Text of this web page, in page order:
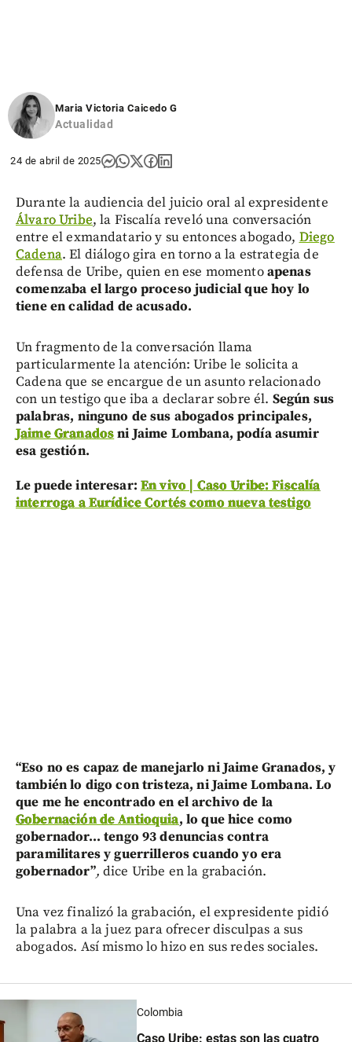
Maria Victoria Caicedo G
Actualidad
24 de abril de 2025
Durante la audiencia del juicio oral al expresidente
Álvaro Uribe, la Fiscalía reveló una conversación
entre el exmandatario y su entonces abogado, Diego
Cadena. El diálogo gira en torno a la estrategia de
defensa de Uribe, quien en ese momentoapenas
comenzaba el largo proceso judicial que hoy lo
tiene en calidad de acusado.
Un fragmento de la conversación llama
particularmente la atención: Uribe le solicita a
Cadena que se encargue de un asunto relacionado
con un testigo que iba a declarar sobre él. Según sus
palabras, ninguno de sus abogados principales,
Jaime Granadosni Jaime Lombana, podía asumir
esa gestión.
Le puede interesar: En vivo | Caso Uribe: Fiscalía
interroga a Eurídice Cortés como nueva testigo
“Eso no es capaz de manejarlo ni Jaime Granados, y
también lo digo con tristeza, ni Jaime Lombana. Lo
que me he encontrado en el archivo de la
Gobernación de Antioquia, lo que hice como
gobernador... tengo 93 denuncias contra
paramilitares y guerrilleros cuando yo era
gobernador”, dice Uribe en la grabación.
Una vez finalizó la grabación, el expresidente pidió
la palabra a la juez para ofrecer disculpas a sus
abogados. Así mismo lo hizo en sus redes sociales.
Colombia
Caso Uribe: estas son las cuatro